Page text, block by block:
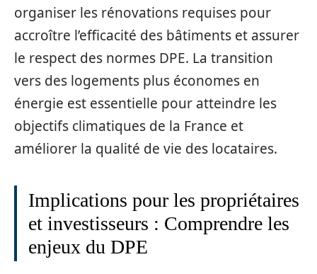
organiser les rénovations requises pour
accroître l’efficacité des bâtiments et assurer
le respect des normes DPE. La transition
vers des logements plus économes en
énergie est essentielle pour atteindre les
objectifs climatiques de la France et
améliorer la qualité de vie des locataires.
Implications pour les propriétaires
et investisseurs : Comprendre les
enjeux du DPE